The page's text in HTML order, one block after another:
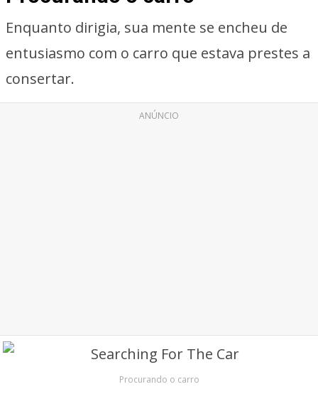
Enquanto dirigia, sua mente se encheu de
entusiasmo com o carro que estava prestes a
consertar.
ANÚNCIO
Procurando o carro